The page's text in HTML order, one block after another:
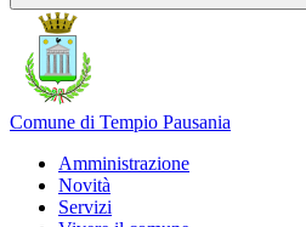
Comune di Tempio Pausania
Amministrazione
Novità
Servizi